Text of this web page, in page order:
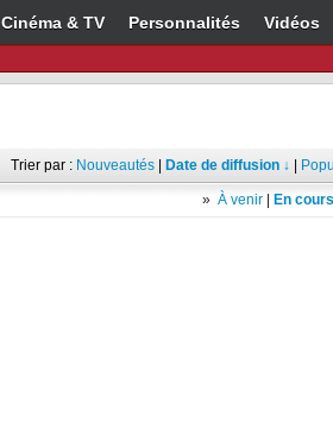
Cinéma & TV Personnalités Vidéos
Trier par : Nouveautés Date de diffusion ↓
» À venir En